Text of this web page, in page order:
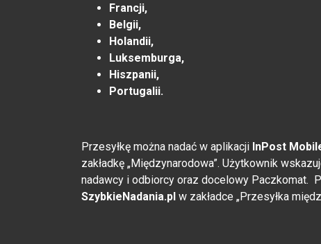
Francji,
Belgii,
Holandii,
Luksemburga,
Hiszpanii,
Portugalii.
Przesyłkę można nadać w aplikacji InPost
zakładkę „Międzynarodowa”. Użytkownik
nadawcy i odbiorcy oraz docelowy Paczkomat.
SzybkieNadania.pl w zakładce „Przesyłka